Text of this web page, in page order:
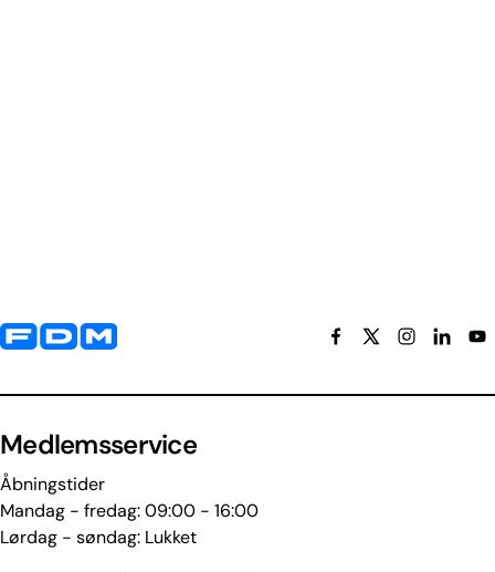
Yderligere information og kontaktoplysninger
Medlemsservice
Åbningstider
Mandag - fredag: 09:00 - 16:00
Lørdag - søndag: Lukket